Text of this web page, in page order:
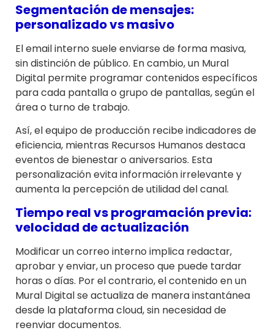
Segmentación de mensajes:
personalizado vs masivo
El email interno suele enviarse de forma masiva,
sin distinción de público. En cambio, un Mural
Digital permite programar contenidos específicos
para cada pantalla o grupo de pantallas, según el
área o turno de trabajo.
Así, el equipo de producción recibe indicadores de
eficiencia, mientras Recursos Humanos destaca
eventos de bienestar o aniversarios. Esta
personalización evita información irrelevante y
aumenta la percepción de utilidad del canal.
Tiempo real vs programación previa:
velocidad de actualización
Modificar un correo interno implica redactar,
aprobar y enviar, un proceso que puede tardar
horas o días. Por el contrario, el contenido en un
Mural Digital se actualiza de manera instantánea
desde la plataforma cloud, sin necesidad de
reenviar documentos.